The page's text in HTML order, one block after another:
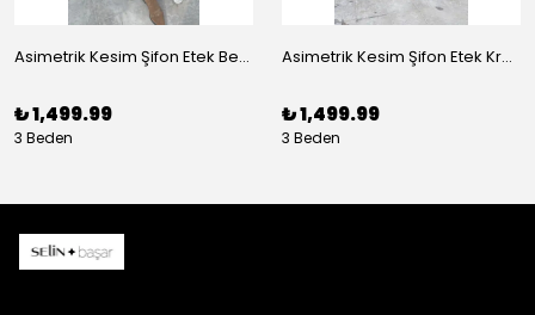
Asimetrik Kesim Şifon Etek Beyaz
₺ 1,499.99
3 Beden
Asimetrik Kesim Şifon Etek Krem
₺ 1,499.99
3 Beden